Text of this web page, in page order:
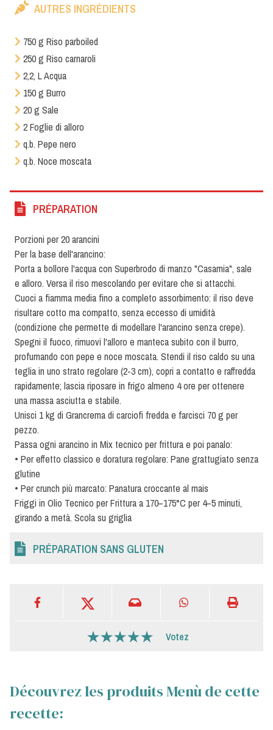
AUTRES INGRÉDIENTS
750 g Riso parboiled
250 g Riso carnaroli
2,2, L Acqua
150 g Burro
20 g Sale
2 Foglie di alloro
q.b. Pepe nero
q.b. Noce moscata
PRÉPARATION
Porzioni per 20 arancini
Per la base dell'arancino:
Porta a bollore l'acqua con Superbrodo di manzo "Casamia", sale
e alloro. Versa il riso mescolando per evitare che si attacchi.
Cuoci a fiamma media fino a completo assorbimento: il riso deve
risultare cotto ma compatto, senza eccesso di umidità
(condizione che permette di modellare l'arancino senza crepe).
Spegni il fuoco, rimuovi l'alloro e manteca subito con il burro,
profumando con pepe e noce moscata. Stendi il riso caldo su una
teglia in uno strato regolare (2-3 cm), copri a contatto e raffredda
rapidamente; lascia riposare in frigo almeno 4 ore per ottenere
una massa asciutta e stabile.
Unisci 1 kg di Grancrema di carciofi fredda e farcisci 70 g per
pezzo.
Passa ogni arancino in Mix tecnico per frittura e poi panalo:
• Per effetto classico e doratura regolare: Pane grattugiato senza
glutine
• Per crunch più marcato: Panatura croccante al mais
Friggi in Olio Tecnico per Frittura a 170–175°C per 4–5 minuti,
girando a metà. Scola su griglia
PRÉPARATION SANS GLUTEN
Votez
Découvrez les produits Menù de cette
recette: